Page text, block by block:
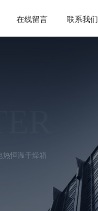
在线留言 联系我们
热恒温干燥箱